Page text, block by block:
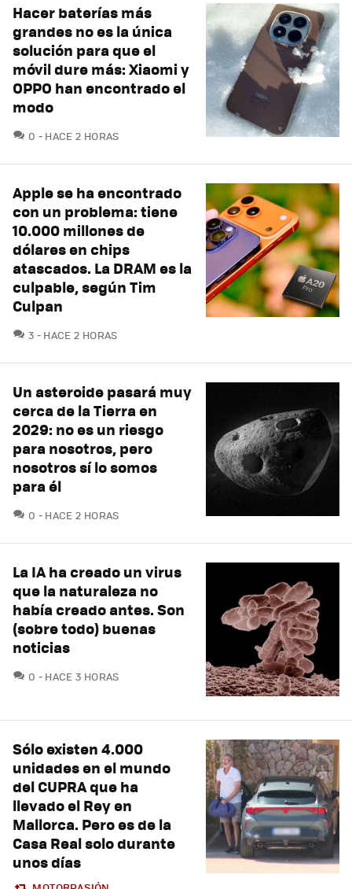
Hacer baterías más
grandes no es la única
solución para que el
móvil dure más: Xiaomi y
OPPO han encontrado el
modo
0 COMENTARIOS
HACE 2 HORAS
Apple se ha encontrado
con un problema: tiene
10.000 millones de
dólares en chips
atascados. La DRAM es la
culpable, según Tim
Culpan
3 COMENTARIOS
HACE 2 HORAS
Un asteroide pasará muy
cerca de la Tierra en
2029: no es un riesgo
para nosotros, pero
nosotros sí lo somos
para él
0 COMENTARIOS
HACE 2 HORAS
La IA ha creado un virus
que la naturaleza no
había creado antes. Son
(sobre todo) buenas
noticias
0 COMENTARIOS
HACE 3 HORAS
Sólo existen 4.000
unidades en el mundo
del CUPRA que ha
llevado el Rey en
Mallorca. Pero es de la
Casa Real solo durante
unos días